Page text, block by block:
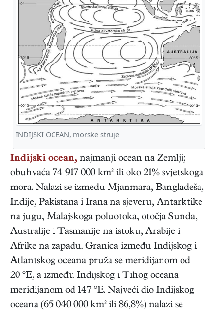
INDIJSKI OCEAN, morske struje
Indijski ocean, najmanji ocean na Zemlji;
obuhvaća 74 917 000 km² ili oko 21% svjetskoga
mora. Nalazi se između Mjanmara, Bangladeša,
Indije, Pakistana i Irana na sjeveru, Antarktike
na jugu, Malajskoga poluotoka, otočja Sunda,
Australije i Tasmanije na istoku, Arabije i
Afrike na zapadu. Granica između Indijskog i
Atlantskog oceana pruža se meridijanom od
20 °E, a između Indijskog i Tihog oceana
meridijanom od 147 °E. Najveći dio Indijskog
oceana (65 040 000 km² ili 86,8%) nalazi se